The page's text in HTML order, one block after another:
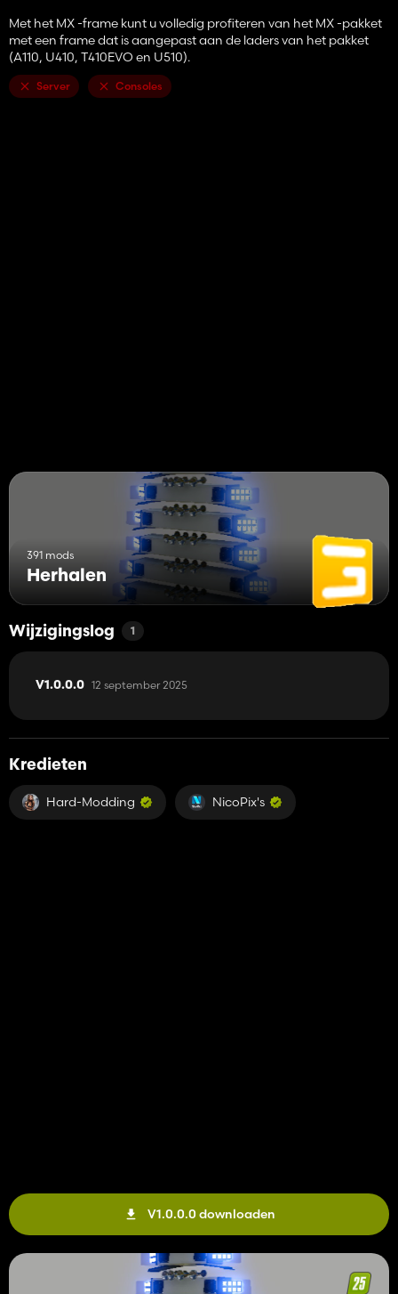
Met het MX -frame kunt u volledig profiteren van het MX -pakket
met een frame dat is aangepast aan de laders van het pakket
(A110, U410, T410EVO en U510).
Server Consoles
391 mods
Herhalen
Wijzigingslog 1
V1.0.0.0 12 september 2025
Kredieten
Hard-Modding NicoPix's
V1.0.0.0 downloaden